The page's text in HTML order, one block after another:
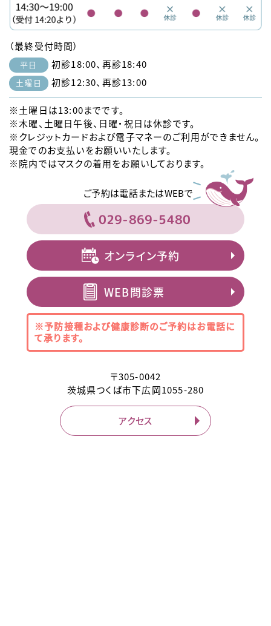
（最終受付時間）
平日 初診18:00、再診18:40
土曜日 初診12:30、再診13:00
※土曜日は13:00までです。
※木曜、土曜日午後、日曜・祝日は休診です。
※クレジットカードおよび電子マネーのご利用ができません。
現金でのお支払いをお願いいたします。
※院内ではマスクの着用をお願いしております。
ご予約は電話またはWEBで
029-869-5480
オンライン予約
WEB問診票
※予防接種および健康診断のご予約はお電話に
て承ります。
〒305-0042
茨城県つくば市下広岡1055-280
アクセス